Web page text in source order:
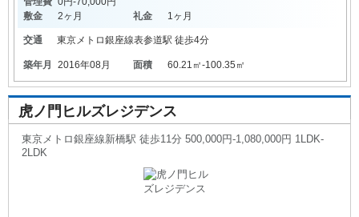
敷金
2ヶ月 礼金 1ヶ月
交通 東京メトロ銀座線表参道駅 徒歩4分
築年月 2016年08月 面積 60.21㎡-100.35㎡
虎ノ門ヒルズレジデンス
東京メトロ銀座線新橋駅 徒歩11分 500,000円-1,080,000円 1LDK-
2LDK